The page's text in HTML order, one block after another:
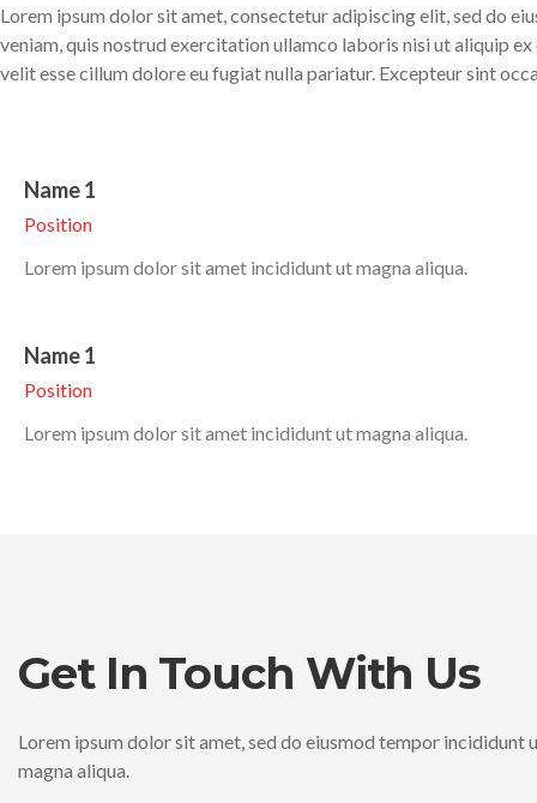
Lorem ipsum dolor sit amet, consectetur adipiscing elit, sed do
veniam, quis nostrud exercitation ullamco laboris nisi ut aliquip
velit esse cillum dolore eu fugiat nulla pariatur. Excepteur sint
Name 1
Position
Lorem ipsum dolor sit amet incididunt ut magna aliqua.
Name 1
Position
Lorem ipsum dolor sit amet incididunt ut magna aliqua.
Get In Touch With Us
Lorem ipsum dolor sit amet, sed do eiusmod tempor incididunt
magna aliqua.